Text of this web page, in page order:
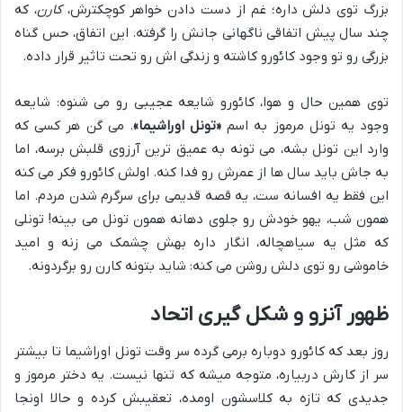
بزرگ توی دلش داره؛ غم از دست دادن خواهر کوچکترش،کارن، که
چند سال پیش اتفاقی ناگهانی جانش را گرفته. این اتفاق، حس گناه
بزرگی رو تو وجود کائورو کاشته و زندگی اش رو تحت تاثیر قرار داده.
توی همین حال و هوا، کائورو شایعه عجیبی رو می شنوه: شایعه
وجود یه تونل مرموز به اسم «تونل اوراشیما». می گن هر کسی که
وارد این تونل بشه، می تونه به عمیق ترین آرزوی قلبش برسه، اما
به جاش باید سال ها از عمرش رو فدا کنه. اولش کائورو فکر می کنه
این فقط یه افسانه ست، یه قصه قدیمی برای سرگرم شدن مردم. اما
همون شب، یهو خودش رو جلوی دهانه همون تونل می بینه! تونلی
که مثل یه سیاهچاله، انگار داره بهش چشمک می زنه و امید
خاموشی رو توی دلش روشن می کنه: شاید بتونه کارن رو برگردونه.
ظهور آنزو و شکل گیری اتحاد
روز بعد که کائورو دوباره برمی گرده سر وقت تونل اوراشیما تا بیشتر
سر از کارش دربیاره، متوجه میشه که تنها نیست. یه دختر مرموز و
جدیدی که تازه به کلاسشون اومده، تعقیبش کرده و حالا اونجا